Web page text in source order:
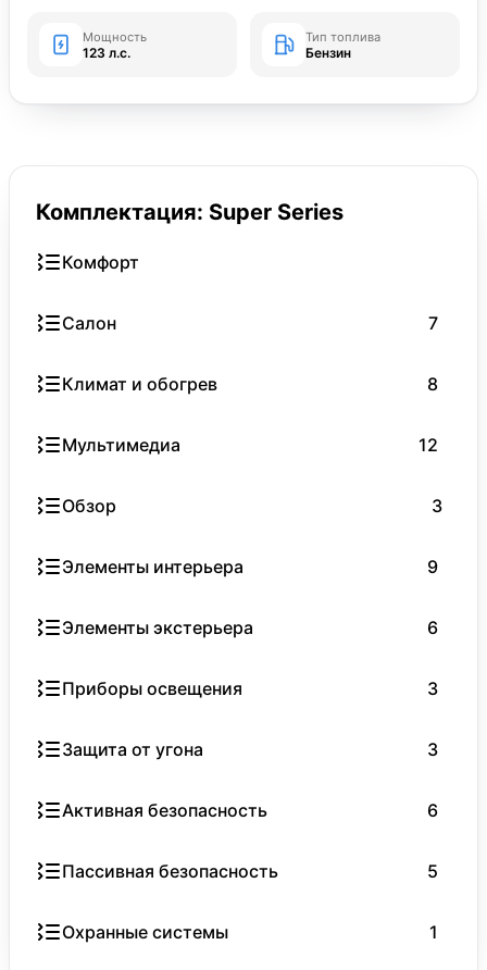
Мощность
123 л.с.
Тип топлива
Бензин
Комплектация: Super Series
Комфорт
Салон 7
Климат и обогрев 8
Мультимедиа 12
Обзор 3
Элементы интерьера 9
Элементы экстерьера 6
Приборы освещения 3
Защита от угона 3
Активная безопасность 6
Пассивная безопасность 5
Охранные системы 1